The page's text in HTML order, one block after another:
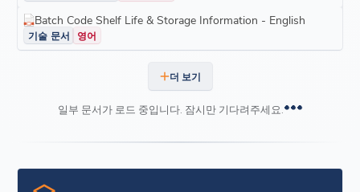
Batch Code Shelf Life & Storage Information - English
기술 문서 영어
더 보기
일부 문서가 로드 중입니다. 잠시만 기다려주세요.